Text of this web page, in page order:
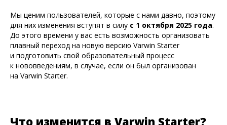
Мы ценим пользователей, которые с нами давно, поэтому
для них изменения вступят в силу с 1 октября 2025 года.
До этого времени у вас есть возможность организовать
плавный переход на новую версию Varwin Starter
и подготовить свой образовательный процесс
к нововведениям, в случае, если он был организован
на Varwin Starter.
Что изменится в Varwin Starter?